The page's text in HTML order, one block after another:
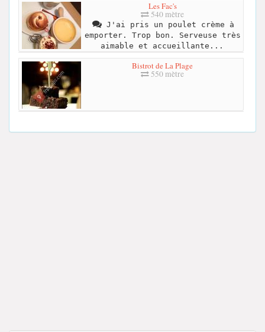
Les Fac's
540 mètre
J'ai pris un poulet crème à
emporter. Trop bon. Serveuse très
aimable et accueillante...
Bistrot de La Plage
550 mètre